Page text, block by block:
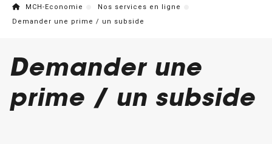
MCH-Economie
Nos services en ligne
Demander une prime / un subside
Demander une
prime / un subside